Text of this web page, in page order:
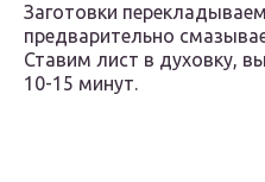
Заготовки
предварительно
Ставим лист в духовку,
10-15 минут.